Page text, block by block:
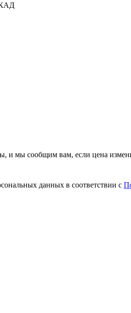
и мы сообщим вам, если цена
данных в соответствии с